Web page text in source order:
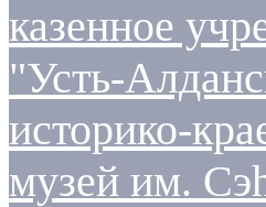
казенное
"Усть-
историко-
музей им.